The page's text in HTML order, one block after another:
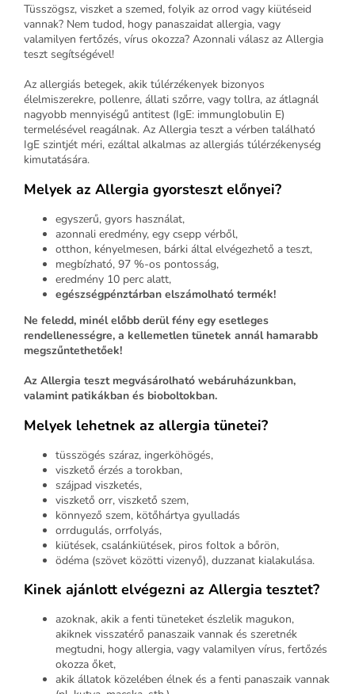
Tüsszögsz, viszket a szemed, folyik az orrod vagy kiütéseid
vannak? Nem tudod, hogy panaszaidat allergia, vagy
valamilyen fertőzés, vírus okozza? Azonnali válasz az Allergia
teszt segítségével!
Az allergiás betegek, akik túlérzékenyek bizonyos
élelmiszerekre, pollenre, állati szőrre, vagy tollra, az átlagnál
nagyobb mennyiségű antitest (IgE: immunglobulin E)
termelésével reagálnak. Az Allergia teszt a vérben található
IgE szintjét méri, ezáltal alkalmas az allergiás túlérzékenység
kimutatására.
Melyek az Allergia gyorsteszt előnyei?
egyszerű, gyors használat,
azonnali eredmény, egy csepp vérből,
otthon, kényelmesen, bárki által elvégezhető a teszt,
megbízható, 97 %-os pontosság,
eredmény 10 perc alatt,
egészségpénztárban elszámolható termék!
Ne feledd, minél előbb derül fény egy esetleges
rendellenességre, a kellemetlen tünetek annál hamarabb
megszűntethetőek!
Az Allergia teszt megvásárolható webáruházunkban,
valamint patikákban és bioboltokban.
Melyek lehetnek az allergia tünetei?
tüsszögés száraz, ingerköhögés,
viszkető érzés a torokban,
szájpad viszketés,
viszkető orr, viszkető szem,
könnyező szem, kötőhártya gyulladás
orrdugulás, orrfolyás,
kiütések, csalánkiütések, piros foltok a bőrön,
ödéma (szövet közötti vizenyő), duzzanat kialakulása.
Kinek ajánlott elvégezni az Allergia tesztet?
azoknak, akik a fenti tüneteket észlelik magukon,
akiknek visszatérő panaszaik vannak és szeretnék
megtudni, hogy allergia, vagy valamilyen vírus, fertőzés
okozza őket,
akik állatok közelében élnek és a fenti panaszaik vannak